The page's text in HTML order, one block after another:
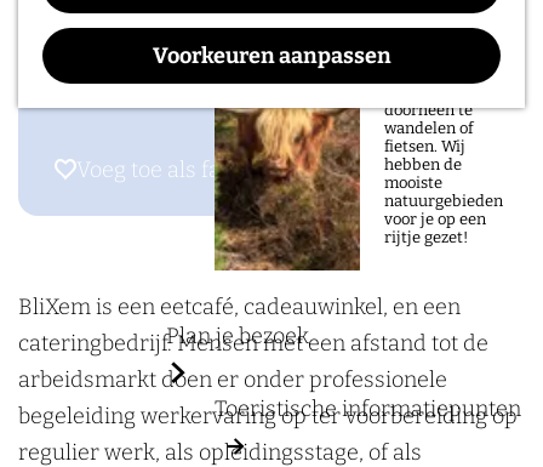
Voorkeuren aanpassennatuur in het Rijk
van Nijmegen is
doorheen te
wandelen of
fietsen. Wij
hebben de
mooiste
natuurgebieden
voor je op een
rijtje gezet!
Plan je bezoek
Toeristische informatiepunten
6524 CSNIJMEGEN
Plan je routen
a
a
r
B
l
i
X
e
m
Voeg toe als favoriet
Voeg toe als favoriet
BliXem is een eetcafé, cadeauwinkel, en een
cateringbedrijf. Mensen met een afstand tot de
arbeidsmarkt doen er onder professionele
begeleiding werkervaring op ter voorbereiding op
regulier werk, als opleidingsstage, of als